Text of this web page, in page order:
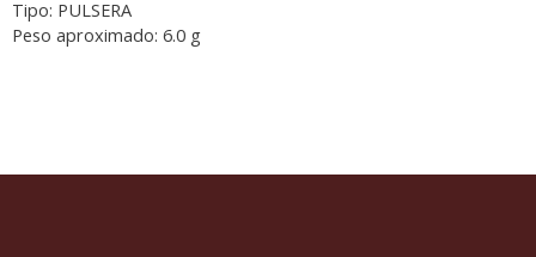
Tipo: PULSERA
Peso aproximado: 6.0 g